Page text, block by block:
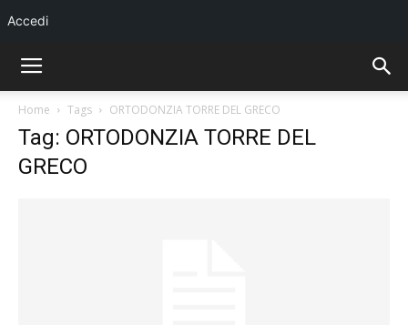
Home Tags ORTODONZIA TORRE DEL GRECO
Tag: ORTODONZIA TORRE DEL
GRECO
Accedi